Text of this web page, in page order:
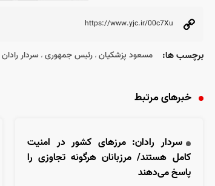
برچسب ها: مسعود پزشکیان ،رئیس جمهوری ، سردار رادان
خبرهای مرتبط
سردار رادان: مرزهای کشور در امنیت
کامل هستند/ مرزبانان هرگونه تجاوزی را
پاسخ می‌دهند